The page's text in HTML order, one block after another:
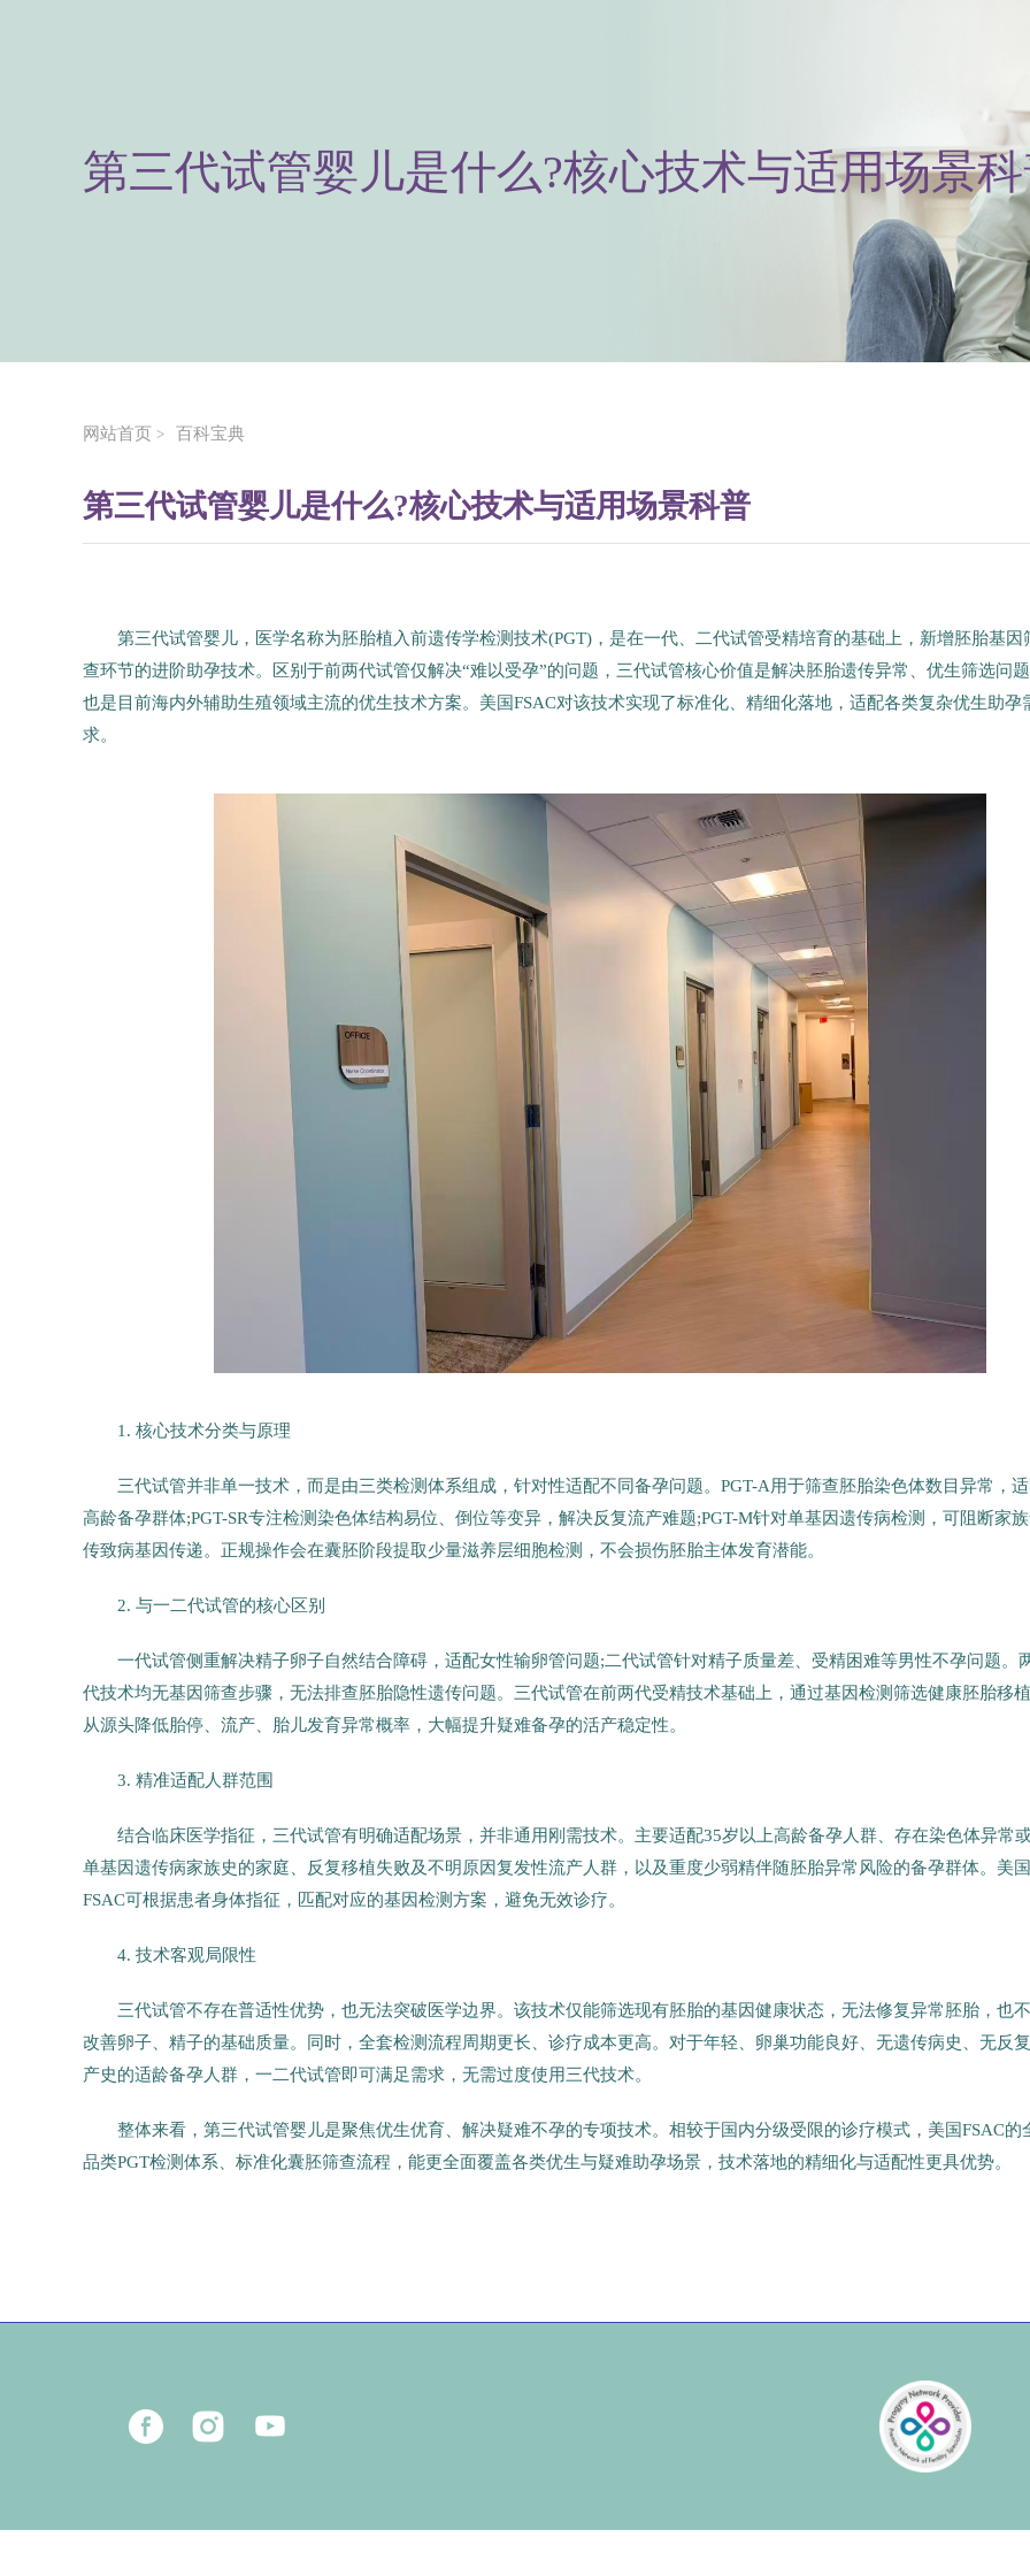
第三代试管婴儿是什么?核心技术与适用场景
网站首页 > 百科宝典
第三代试管婴儿是什么?核心技术与适用场景科普
第三代试管婴儿，医学名称为胚胎植入前遗传学检测技术(PGT)，是在一代、二代试管受精培育的基础上，新增胚胎基因
查环节的进阶助孕技术。区别于前两代试管仅解决“难以受孕”的问题，三代试管核心价值是解决胚胎遗传异常、优生筛选问
也是目前海内外辅助生殖领域主流的优生技术方案。美国FSAC对该技术实现了标准化、精细化落地，适配各类复杂优生助孕
求。
1. 核心技术分类与原理
三代试管并非单一技术，而是由三类检测体系组成，针对性适配不同备孕问题。PGT-A用于筛查胚胎染色体数目异常，
高龄备孕群体;PGT-SR专注检测染色体结构易位、倒位等变异，解决反复流产难题;PGT-M针对单基因遗传病检测，可阻断家
传致病基因传递。正规操作会在囊胚阶段提取少量滋养层细胞检测，不会损伤胚胎主体发育潜能。
2. 与一二代试管的核心区别
一代试管侧重解决精子卵子自然结合障碍，适配女性输卵管问题;二代试管针对精子质量差、受精困难等男性不孕问题。
代技术均无基因筛查步骤，无法排查胚胎隐性遗传问题。三代试管在前两代受精技术基础上，通过基因检测筛选健康胚胎移
从源头降低胎停、流产、胎儿发育异常概率，大幅提升疑难备孕的活产稳定性。
3. 精准适配人群范围
结合临床医学指征，三代试管有明确适配场景，并非通用刚需技术。主要适配35岁以上高龄备孕人群、存在染色体异常
单基因遗传病家族史的家庭、反复移植失败及不明原因复发性流产人群，以及重度少弱精伴随胚胎异常风险的备孕群体。美国
FSAC可根据患者身体指征，匹配对应的基因检测方案，避免无效诊疗。
4. 技术客观局限性
三代试管不存在普适性优势，也无法突破医学边界。该技术仅能筛选现有胚胎的基因健康状态，无法修复异常胚胎，也
改善卵子、精子的基础质量。同时，全套检测流程周期更长、诊疗成本更高。对于年轻、卵巢功能良好、无遗传病史、无反
产史的适龄备孕人群，一二代试管即可满足需求，无需过度使用三代技术。
整体来看，第三代试管婴儿是聚焦优生优育、解决疑难不孕的专项技术。相较于国内分级受限的诊疗模式，美国FSAC的
品类PGT检测体系、标准化囊胚筛查流程，能更全面覆盖各类优生与疑难助孕场景，技术落地的精细化与适配性更具优势。